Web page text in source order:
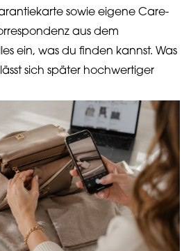
sowie eigene Care-
aus dem
ein, was du finden kannst. Was
sich später hochwertiger